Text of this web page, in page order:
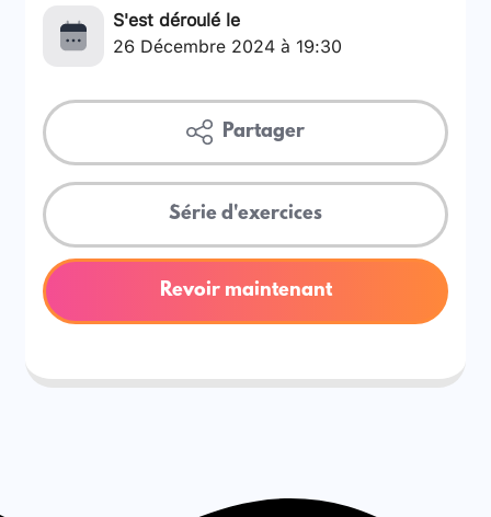
S'est déroulé le
26 Décembre 2024 à 19:30
Partager
Série d'exercices
Revoir maintenant